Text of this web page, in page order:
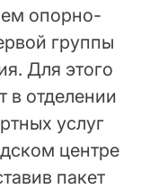
опорно-
группы
Для этого
в отделении
услуг
центре
пакет